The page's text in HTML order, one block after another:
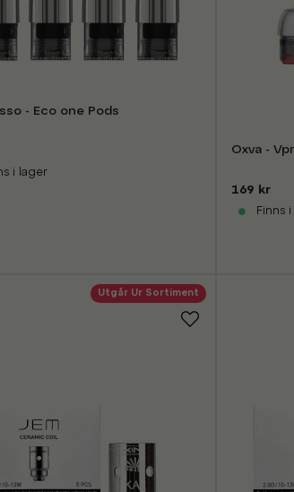
- Eco one Pods
i lager
Oxva -
169 kr
Finns
Utgår Ur Sortiment